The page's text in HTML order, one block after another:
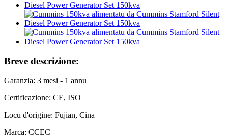
Breve descrizione:
Garanzia: 3 mesi - 1 annu
Certificazione: CE, ISO
Locu d'origine: Fujian, Cina
Marca: CCEC